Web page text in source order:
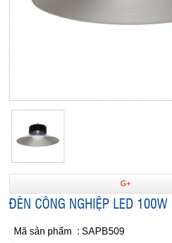
G+
ĐÈN CÔNG NGHIỆP LED
Mã sản phẩm : SAPB509